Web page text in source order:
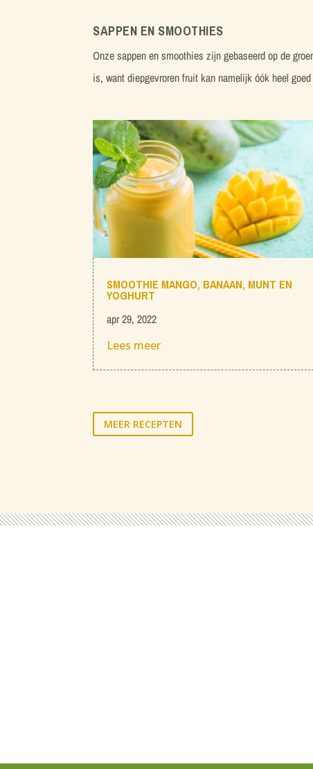
SAPPEN EN SMOOTHIES
Onze sappen en smoothies zijn gebaseerd op de
is, want diepgevroren fruit kan namelijk óók heel
SMOOTHIE MANGO, BANAAN, MUNT EN
YOGHURT
apr 29, 2022
Lees meer
MEER RECEPTEN